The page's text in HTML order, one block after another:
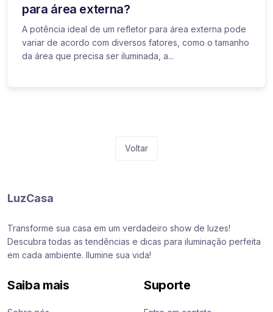
para área externa?
A potência ideal de um refletor para área externa pode
variar de acordo com diversos fatores, como o tamanho
da área que precisa ser iluminada, a...
Voltar
LuzCasa
Transforme sua casa em um verdadeiro show de luzes!
Descubra todas as tendências e dicas para iluminação perfeita
em cada ambiente. Ilumine sua vida!
Saiba mais Suporte